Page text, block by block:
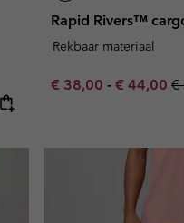
Rapid Rivers™
Rekbaar materiaal
Minimum sale price:
€ 38,00 - Maximum
€ 44,00 €